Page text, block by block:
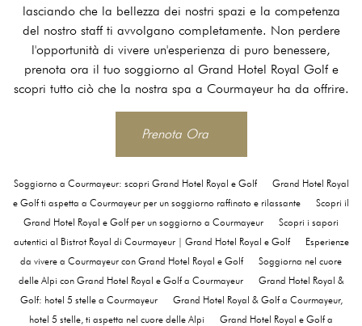
lasciando che la bellezza dei nostri spazi e la competenza
del nostro staff ti avvolgano completamente. Non perdere
l'opportunità di vivere un'esperienza di puro benessere,
prenota ora il tuo soggiorno al Grand Hotel Royal Golf e
scopri tutto ciò che la nostra spa a Courmayeur ha da offrire.
Prenota Ora
Soggiorno a Courmayeur: scopri Grand Hotel Royal e Golf
Grand Hotel Royal
e Golf ti aspetta a Courmayeur per un soggiorno raffinato e rilassante
Scopri il
Grand Hotel Royal e Golf per un soggiorno a Courmayeur
Scopri i sapori
autentici al Bistrot Royal di Courmayeur | Grand Hotel Royal e Golf
Esperienze
da vivere a Courmayeur con Grand Hotel Royal e Golf
Soggiorna nel cuore
delle Alpi con Grand Hotel Royal e Golf a Courmayeur
Grand Hotel Royal &
Golf: hotel 5 stelle a Courmayeur
Grand Hotel Royal & Golf a Courmayeur,
hotel 5 stelle, ti aspetta nel cuore delle Alpi
Grand Hotel Royal e Golf a